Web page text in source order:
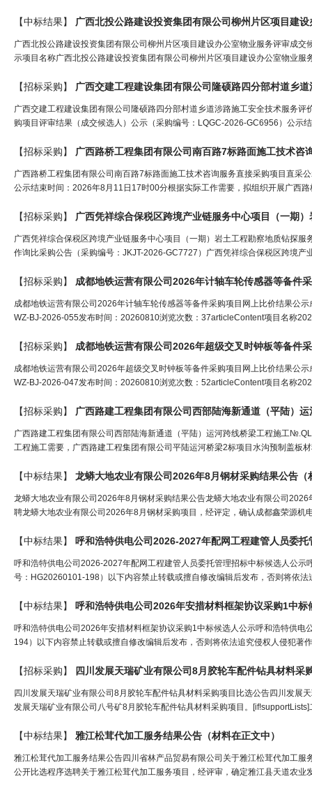
【中标结果】 广西北投公路建设投资集团有限公司柳州片区项目建
广西北投公路建设投资集团有限公司柳州片区项目建设办公室物业服务评审成
示项目名称广西北投公路建设投资集团有限公司柳州片区项目建设办公室物业
【招标采购】 广西交建工程建设集团有限公司隆硕路四分部村道乡
广西交建工程建设集团有限公司隆硕路四分部村道乡道涉路施工安全技术服务
购项目评审结果（成交候选人）公示（采购编号：LQGC-2026-GC6956）公示
【招标采购】 广西路桥工程集团有限公司南百路7标路面施工技术咨
广西路桥工程集团有限公司南百路7标路面施工技术咨询服务直接采购项目直采
公示结束时间：2026年8月11日17时00分根据实际工作需要，拟组织开展广西
【招标采购】 广西凭祥综合保税区跨境产业链服务中心项目（一期
广西凭祥综合保税区跨境产业链服务中心项目（一期）岩土工程勘察地质钻探
作询比采购公告（采购编号：JKJT-2026-GC7727）广西凭祥综合保税区跨境
【招标采购】 成都地铁运营有限公司2026年计轴车轮传感器等备件
成都地铁运营有限公司2026年计轴车轮传感器等备件采购项目网上比价结果公
WZ-BJ-2026-055发布时间：20260810浏览次数：37articleContent项目名称
【招标采购】 成都地铁运营有限公司2026年超级交叉时钟板等备件
成都地铁运营有限公司2026年超级交叉时钟板等备件采购项目网上比价结果公
WZ-BJ-2026-047发布时间：20260810浏览次数：52articleContent项目名称
【招标采购】 广西路建工程集团有限公司西部陆海新通道（平陆）
广西路建工程集团有限公司西部陆海新通道（平陆）运河跨线桥梁工程施工
工程施工需要，广西路建工程集团有限公司平陆运河桥梁2标项目水沟预制盖板
【中标结果】 龙蟒大地农业有限公司2026年8月钢材采购结果公告（
龙蟒大地农业有限公司2026年8月钢材采购结果公告龙蟒大地农业有限公司
聘龙蟒大地农业有限公司2026年8月钢材采购项目，经评定，确认成都鑫荣源机
【中标结果】 呼和浩特供电公司2026-2027年配网工程建管人员委
呼和浩特供电公司2026-2027年配网工程建管人员委托管理招标中标候选人公
号：HG20260101-198）以下内容禁止转载或擅自修改编辑后发布，否则将依
【中标结果】 呼和浩特供电公司2026年安措材料框架协议采购1中标
呼和浩特供电公司2026年安措材料框架协议采购1中标候选人公示呼和浩特供
194）以下内容禁止转载或擅自修改编辑后发布，否则将依法追究侵权人侵犯著
【招标采购】 四川发展天瑞矿业有限公司8月胶轮车配件钻具材料采
四川发展天瑞矿业有限公司8月胶轮车配件钻具材料采购项目比选公告四川发展
发展天瑞矿业有限公司八号矿8月胶轮车配件钻具材料采购项目。
【中标结果】 雅江松茸代加工服务结果公告（材料在正文中）
雅江松茸代加工服务结果公告四川省林产品贸易有限公司关于雅江松茸代加工
公开比选程序选聘关于雅江松茸代加工服务项目，经评审，确定雅江县天道农